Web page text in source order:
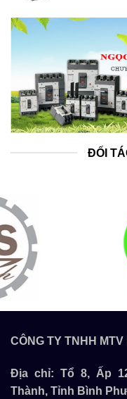
ĐỐI
CÔNG TY TNHH
Địa chỉ: Tổ 8, Ấp
Thành, Tỉnh Bình